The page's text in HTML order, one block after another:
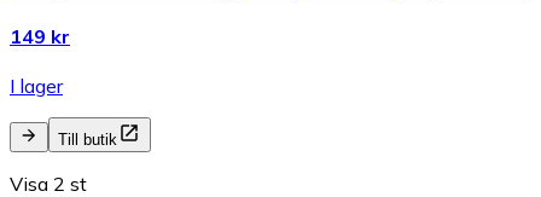
149 kr
I lager
Till butik
Visa 2 st